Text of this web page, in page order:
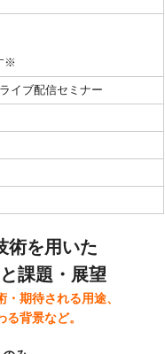
※
イブ配信セミナー
術を用いた
課題・展望
期待される用途、
背景など。